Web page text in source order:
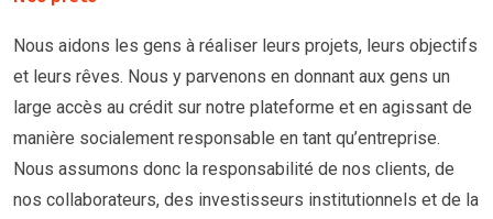
Nous aidons les gens à réaliser leurs projets, leurs objectifs
et leurs rêves. Nous y parvenons en donnant aux gens un
large accès au crédit sur notre plateforme et en agissant de
manière socialement responsable en tant qu’entreprise.
Nous assumons donc la responsabilité de nos clients, de
nos collaborateurs, des investisseurs institutionnels et de la